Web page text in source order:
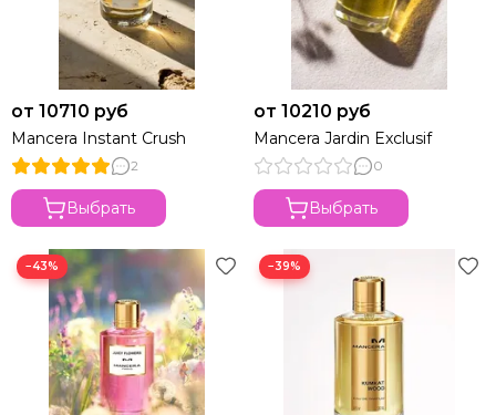
от 10710 руб
Mancera Instant Crush
2
Выбрать
от 10210 руб
Mancera Jardin Exclusif
0
Выбрать
−43% −39%